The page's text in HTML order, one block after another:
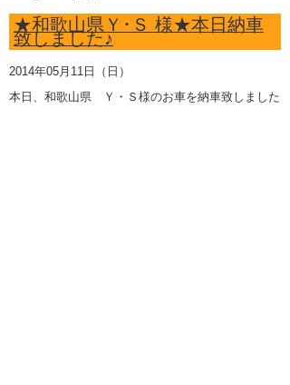
★和歌山県Ｙ･Ｓ 様★本日納車
致しました♪
2014年05月11日（日）
本日、和歌山県 Ｙ・Ｓ様のお車を納車致しました